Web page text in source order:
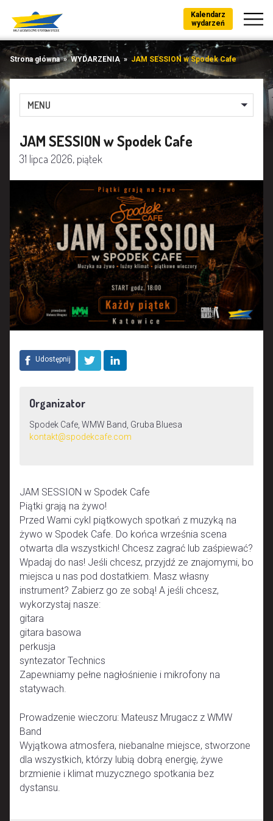
Kalendarz
wydarzeń
Strona główna»WYDARZENIA » JAM SESSION w Spodek Cafe
MENU
JAM SESSION w Spodek Cafe
31 lipca 2026, piątek
Udostępnij
Organizator
Spodek Cafe, WMW Band, Gruba Bluesa
kontakt@spodekcafe.com
JAM SESSION w Spodek Cafe
Piątki grają na żywo!
Przed Wami cykl piątkowych spotkań z muzyką na
żywo w Spodek Cafe. Do końca września scena
otwarta dla wszystkich! Chcesz zagrać lub zaśpiewać?
Wpadaj do nas! Jeśli chcesz, przyjdź ze znajomymi, bo
miejsca u nas pod dostatkiem. Masz własny
instrument? Zabierz go ze sobą! A jeśli chcesz,
wykorzystaj nasze:
gitara
gitara basowa
perkusja
syntezator Technics
Zapewniamy pełne nagłośnienie i mikrofony na
statywach.
Prowadzenie wieczoru: Mateusz Mrugacz z WMW
Band
Wyjątkowa atmosfera, niebanalne miejsce, stworzone
dla wszystkich, którzy lubią dobrą energię, żywe
brzmienie i klimat muzycznego spotkania bez
dystansu.